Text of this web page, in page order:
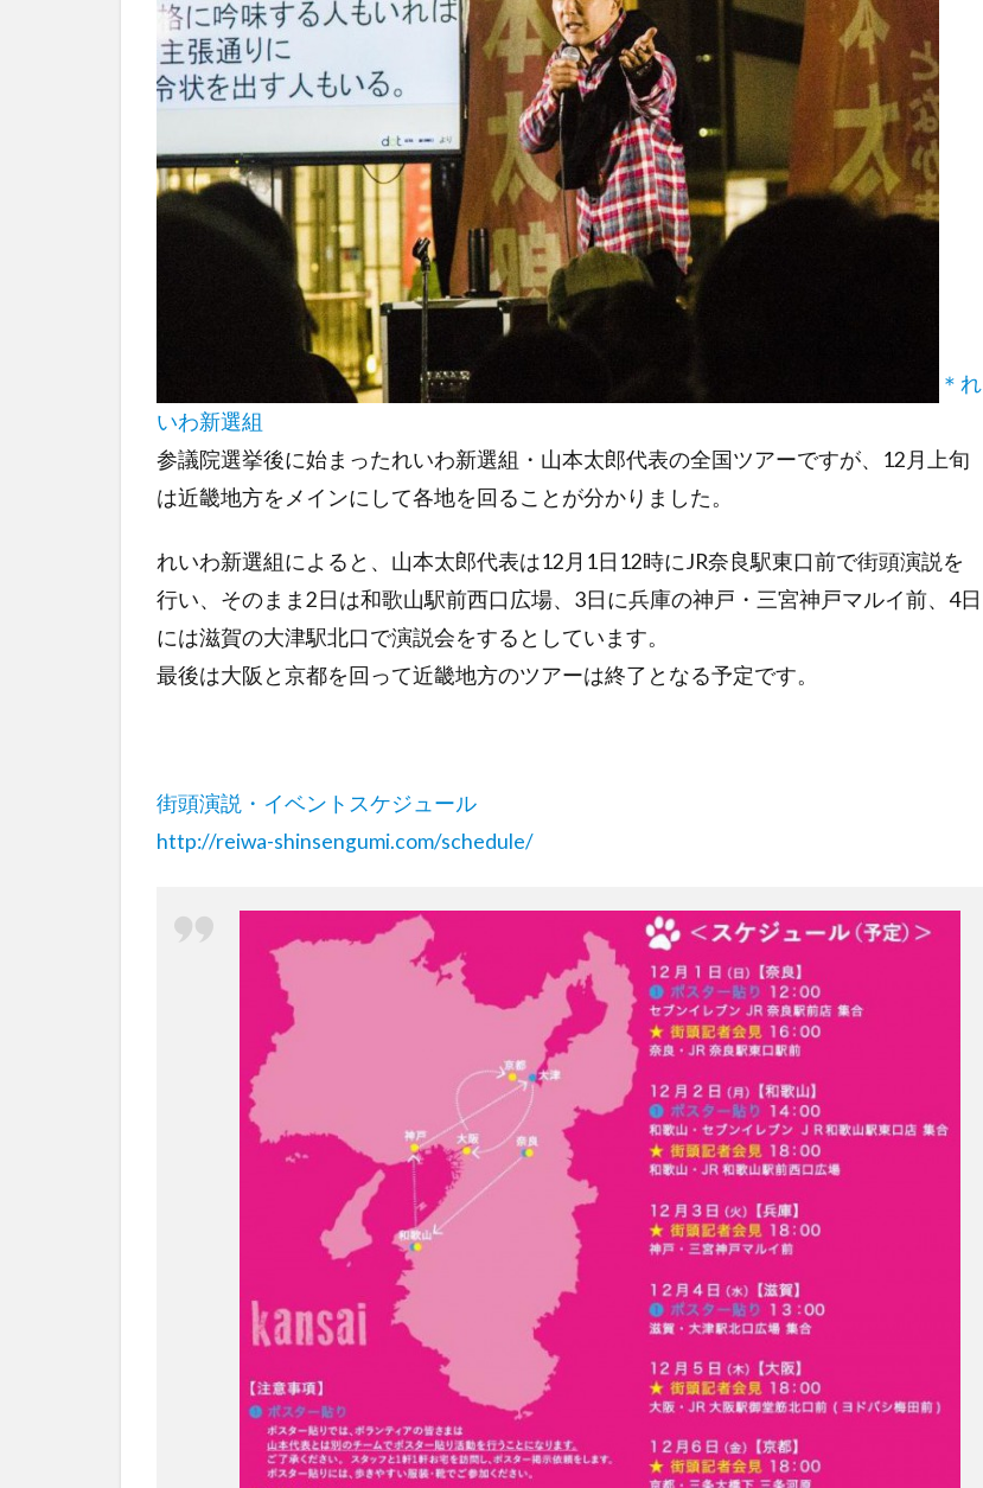
＊れ
いわ新選組
参議院選挙後に始まったれいわ新選組・山本太郎代表の全国ツアーですが、12月上旬
は近畿地方をメインにして各地を回ることが分かりました。
れいわ新選組によると、山本太郎代表は12月1日12時にJR奈良駅東口前で街頭演説を
行い、そのまま2日は和歌山駅前西口広場、3日に兵庫の神戸・三宮神戸マルイ前、4日
には滋賀の大津駅北口で演説会をするとしています。
最後は大阪と京都を回って近畿地方のツアーは終了となる予定です。
街頭演説・イベントスケジュール
http://reiwa-shinsengumi.com/schedule/